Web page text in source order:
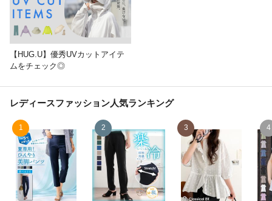
【HUG.U】優秀UVカットアイテ
ムをチェック◎
レディースファッション人気ランキング
1 2 3 4